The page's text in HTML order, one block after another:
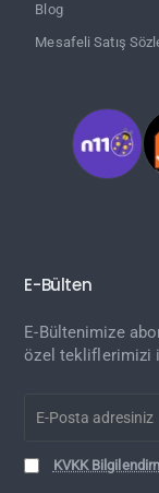
Blog
Mesafeli Satış
E-Bülten
E-Bültenimize
özel tekliflerimizi
Posta
KVKK